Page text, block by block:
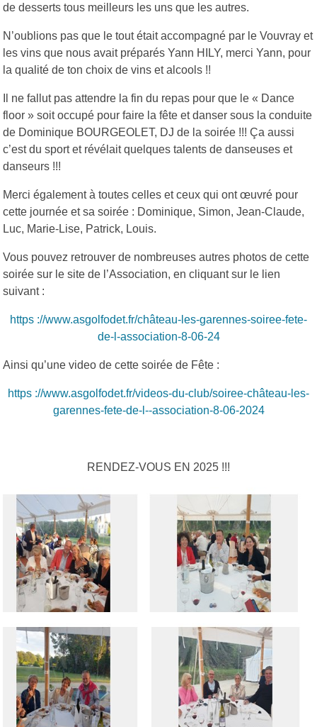
de desserts tous meilleurs les uns que les autres.
N’oublions pas que le tout était accompagné par le Vouvray et
les vins que nous avait préparés Yann HILY, merci Yann, pour
la qualité de ton choix de vins et alcools !!
Il ne fallut pas attendre la fin du repas pour que le « Dance
floor » soit occupé pour faire la fête et danser sous la conduite
de Dominique BOURGEOLET, DJ de la soirée !!! Ça aussi
c’est du sport et révélait quelques talents de danseuses et
danseurs !!!
Merci également à toutes celles et ceux qui ont œuvré pour
cette journée et sa soirée : Dominique, Simon, Jean-Claude,
Luc, Marie-Lise, Patrick, Louis.
Vous pouvez retrouver de nombreuses autres photos de cette
soirée sur le site de l’Association, en cliquant sur le lien
suivant :
https ://www.asgolfodet.fr/château-les-garennes-soiree-fete-
de-l-association-8-06-24
Ainsi qu’une video de cette soirée de Fête :
https ://www.asgolfodet.fr/videos-du-club/soiree-château-les-
garennes-fete-de-l--association-8-06-2024
RENDEZ-VOUS EN 2025 !!!